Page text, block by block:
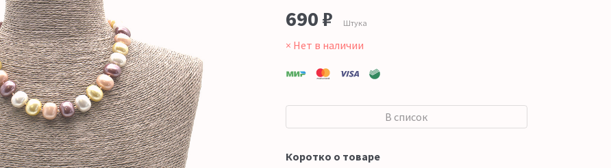
690 ₽ Штука
× Нет в наличии
В список
Коротко о товаре